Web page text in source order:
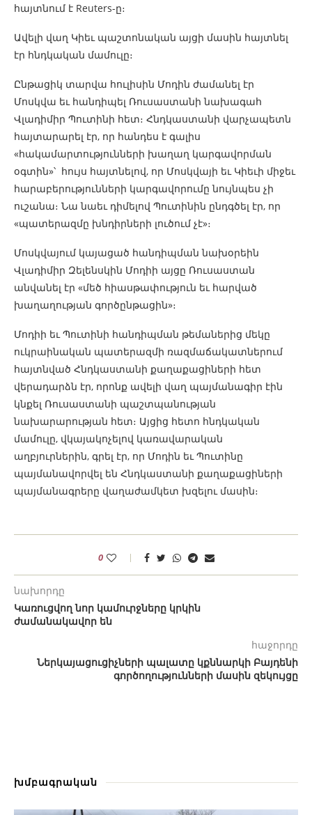
հայտնում է Reuters-ը։
Ավելի վաղ Կիեւ պաշտոնական այցի մասին հայտնել
էր հնդկական մամուլը։
Ընթացիկ տարվա հուլիսին Մոդին ժամանել էր
Մոսկվա եւ հանդիպել Ռուսաստանի նախագահ
Վլադիմիր Պուտինի հետ։ Հնդկաստանի վարչապետն
հայտարարել էր, որ հանդես է գալիս
«հակամարտությունների խաղաղ կարգավորման
օգտին»՝ հույս հայտնելով, որ Մոսկվայի եւ Կիեւի միջեւ
հարաբերությունների կարգավորումը նույնպես չի
ուշանա։ Նա նաեւ դիմելով Պուտինին ընդգծել էր, որ
«պատերազմը խնդիրների լուծում չէ»։
Մոսկվայում կայացած հանդիպման նախօրեին
Վլադիմիր Զելենսկին Մոդիի այցը Ռուսաստան
անվանել էր «մեծ հիասթափություն եւ հարված
խաղաղության գործընթացին»։
Մոդիի եւ Պուտինի հանդիպման թեմաներից մեկը
ուկրաինական պատերազմի ռազմաճակատներում
հայտնված Հնդկաստանի քաղաքացիների հետ
վերադարձն էր, որոնք ավելի վաղ պայմանագիր էին
կնքել Ռուսաստանի պաշտպանության
նախարարության հետ։ Այցից հետո հնդկական
մամուլը, վկայակոչելով կառավարական
աղբյուրներին, գրել էր, որ Մոդին եւ Պուտինը
պայմանավորվել են Հնդկաստանի քաղաքացիների
պայմանագրերը վաղաժամկետ խզելու մասին։
0
նախորդը
Կառուցվող նոր կամուրջները կրկին
ժամանակավոր են
հաջորդը
Ներկայացուցիչների պալատը կքննարկի Բայդենի
գործողությունների մասին զեկույցը
խմբագրական